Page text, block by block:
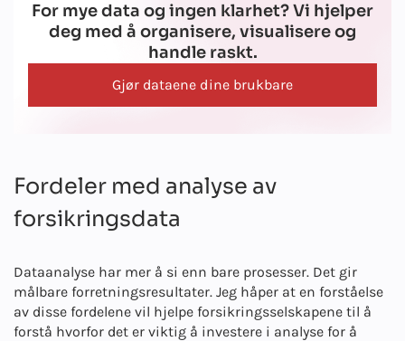
For mye data og ingen klarhet? Vi hjelper
deg med å organisere, visualisere og
handle raskt.
Gjør dataene dine brukbare
Fordeler med analyse av
forsikringsdata
Dataanalyse har mer å si enn bare prosesser. Det gir
målbare forretningsresultater. Jeg håper at en forståelse
av disse fordelene vil hjelpe forsikringsselskapene til å
forstå hvorfor det er viktig å investere i analyse for å